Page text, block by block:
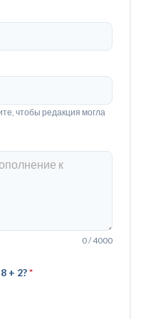
чтобы редакция могла
0 / 4000
+ 2?*